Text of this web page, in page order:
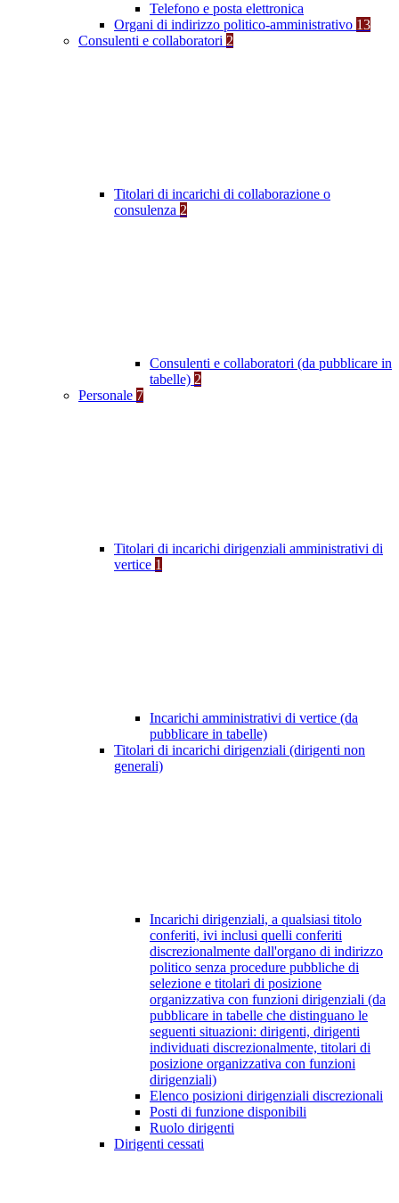
Telefono e posta elettronica
Organi di indirizzo politico-amministrativo 13
Consulenti e collaboratori 2
Titolari di incarichi di collaborazione o
consulenza 2
Consulenti e collaboratori (da pubblicare in
tabelle) 2
Personale 7
Titolari di incarichi dirigenziali amministrativi di
vertice 1
Incarichi amministrativi di vertice (da
pubblicare in tabelle)
Titolari di incarichi dirigenziali (dirigenti non
generali)
Incarichi dirigenziali, a qualsiasi titolo
conferiti, ivi inclusi quelli conferiti
discrezionalmente dall'organo di indirizzo
politico senza procedure pubbliche di
selezione e titolari di posizione
organizzativa con funzioni dirigenziali (da
pubblicare in tabelle che distinguano le
seguenti situazioni: dirigenti, dirigenti
individuati discrezionalmente, titolari di
posizione organizzativa con funzioni
dirigenziali)
Elenco posizioni dirigenziali discrezionali
Posti di funzione disponibili
Ruolo dirigenti
Dirigenti cessati